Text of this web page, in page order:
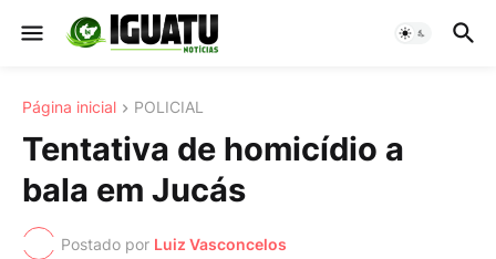
Página inicial POLICIAL
Tentativa de homicídio a
bala em Jucás
Postado por Luiz Vasconcelos